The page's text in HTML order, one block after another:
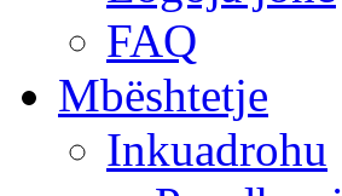
FAQ
Mbështetje
Inkuadrohu